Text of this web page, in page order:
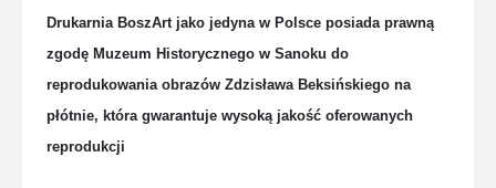
Drukarnia BoszArt jako jedyna w Polsce posiada prawną
zgodę Muzeum Historycznego w Sanoku do
reprodukowania obrazów Zdzisława Beksińskiego na
płótnie, która gwarantuje wysoką jakość oferowanych
reprodukcji